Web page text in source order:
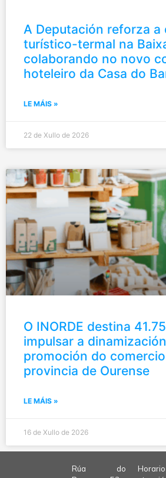
A Deputación reforza a
turístico-termal na
colaborando no novo
hoteleiro da Casa do
LE MÁIS »
22 de Xullo de 2026
O INORDE destina
impulsar a
promoción do
provincia de Ourense
LE MÁIS »
16 de Xullo de 2026
Rúa do